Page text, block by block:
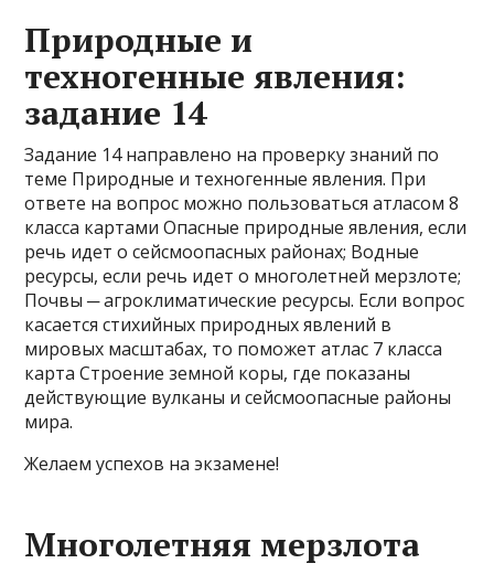
Природные и
техногенные явления:
задание 14
Задание 14 направлено на проверку знаний по
теме Природные и техногенные явления. При
ответе на вопрос можно пользоваться атласом 8
класса картами Опасные природные явления, если
речь идет о сейсмоопасных районах; Водные
ресурсы, если речь идет о многолетней мерзлоте;
Почвы ─ агроклиматические ресурсы. Если вопрос
касается стихийных природных явлений в
мировых масштабах, то поможет атлас 7 класса
карта Строение земной коры, где показаны
действующие вулканы и сейсмоопасные районы
мира.
Желаем успехов на экзамене!
Многолетняя мерзлота